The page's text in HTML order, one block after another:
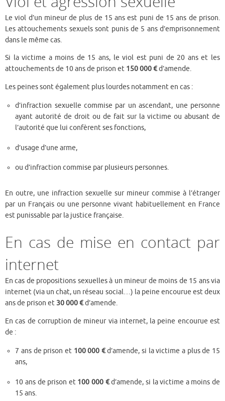
Le viol d’un mineur de plus de 15 ans est puni de 15 ans de prison.
Les attouchements sexuels sont punis de 5 ans d’emprisonnement
dans le même cas.
Si la victime a moins de 15 ans, le viol est puni de 20 ans et les
attouchements de 10 ans de prison et 150 000 €d’amende.
Les peines sont également plus lourdes notamment en cas :
d’infraction sexuelle commise par un ascendant, une personne
ayant autorité de droit ou de fait sur la victime ou abusant de
l’autorité que lui confèrent ses fonctions,
d’usage d’une arme,
ou d’infraction commise par plusieurs personnes.
En outre, une infraction sexuelle sur mineur commise à l’étranger
par un Français ou une personne vivant habituellement en France
est punissable par la justice française.
En cas de mise en contact par
internet
En cas de propositions sexuelles à un mineur de moins de 15 ans via
internet (via un chat, un réseau social…) la peine encourue est deux
ans de prison et 30 000 €d’amende.
En cas de corruption de mineur via internet, la peine encourue est
de :
7 ans de prison et 100 000 €d’amende, si la victime a plus de 15
ans,
10 ans de prison et 100 000 €d’amende, si la victime a moins de
15 ans.